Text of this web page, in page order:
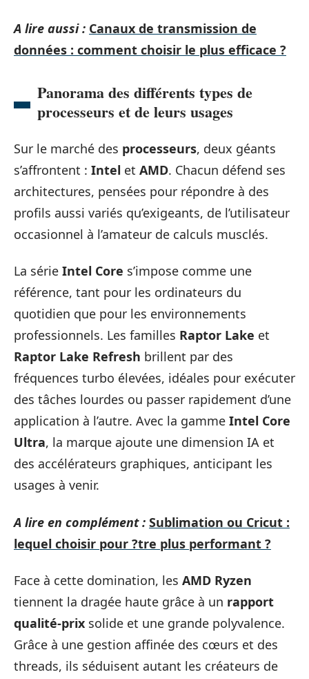
A lire aussi : Canaux de transmission de
données : comment choisir le plus efficace ?
Panorama des différents types de
processeurs et de leurs usages
Sur le marché des processeurs, deux géants
s’affrontent : Intel et AMD. Chacun défend ses
architectures, pensées pour répondre à des
profils aussi variés qu’exigeants, de l’utilisateur
occasionnel à l’amateur de calculs musclés.
La série Intel Core s’impose comme une
référence, tant pour les ordinateurs du
quotidien que pour les environnements
professionnels. Les familles Raptor Lake et
Raptor Lake Refresh brillent par des
fréquences turbo élevées, idéales pour exécuter
des tâches lourdes ou passer rapidement d’une
application à l’autre. Avec la gamme Intel Core
Ultra, la marque ajoute une dimension IA et
des accélérateurs graphiques, anticipant les
usages à venir.
A lire en complément : Sublimation ou Cricut :
lequel choisir pour ?tre plus performant ?
Face à cette domination, les AMD Ryzen
tiennent la dragée haute grâce à un rapport
qualité-prix solide et une grande polyvalence.
Grâce à une gestion affinée des cœurs et des
threads, ils séduisent autant les créateurs de